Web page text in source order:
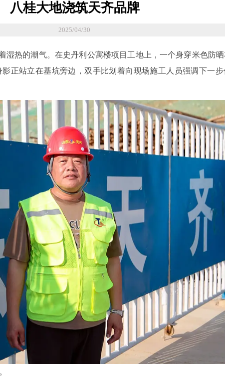
八桂大地浇筑天齐品牌
2025/04/30
湿热的潮气。在史丹利公寓楼项目工地上，一个身穿米色防
正站立在基坑旁边，双手比划着向现场施工人员强调下一